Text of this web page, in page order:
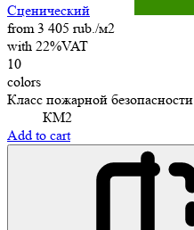
Сценический
from 3 405 rub./м2
with 22%VAT
10
colors
Класс пожарной безопасности
КМ2
Add to cart